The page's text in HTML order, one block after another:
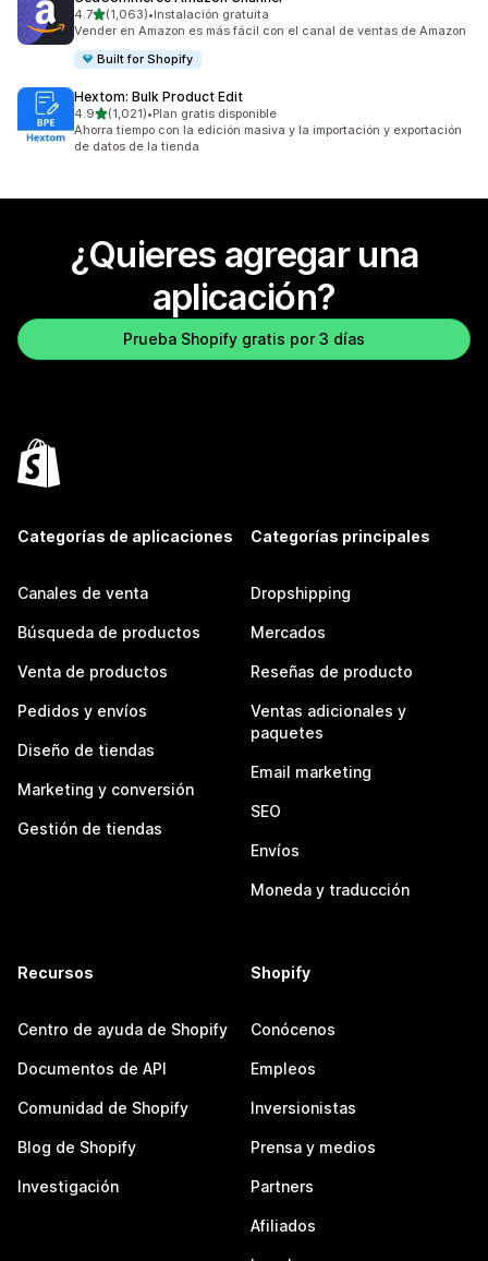
4.7de 5 estrellas
(1,063)
1063 reseñas en total
•Instalación gratuita
Vender en Amazon es más fácil con el canal de ventas de Amazon
Built for Shopify
Hextom: Bulk Product Edit
4.9de 5 estrellas
(1,021)
1021 reseñas en total
•Plan gratis disponible
Ahorra tiempo con la edición masiva y la importación y exportación
de datos de la tienda
¿Quieres agregar una
aplicación?
Prueba Shopify gratis por 3 días
Categorías de aplicaciones
Canales de venta
Búsqueda de productos
Venta de productos
Pedidos y envíos
Diseño de tiendas
Marketing y conversión
Gestión de tiendas
Categorías principales
Dropshipping
Mercados
Reseñas de producto
Ventas adicionales y
paquetes
Email marketing
SEO
Envíos
Moneda y traducción
Recursos
Centro de ayuda de Shopify
Documentos de API
Comunidad de Shopify
Blog de Shopify
Investigación
Shopify
Conócenos
Empleos
Inversionistas
Prensa y medios
Partners
Afiliados